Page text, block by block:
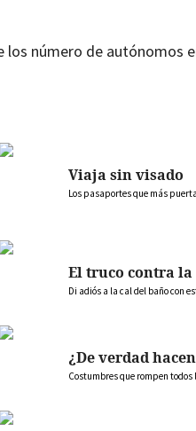
número de autónomos
Viaja sin visado
Los pasaportes que más
El truco contra la
Di adiós a la cal del baño con
¿De verdad
Costumbres que rompen todos